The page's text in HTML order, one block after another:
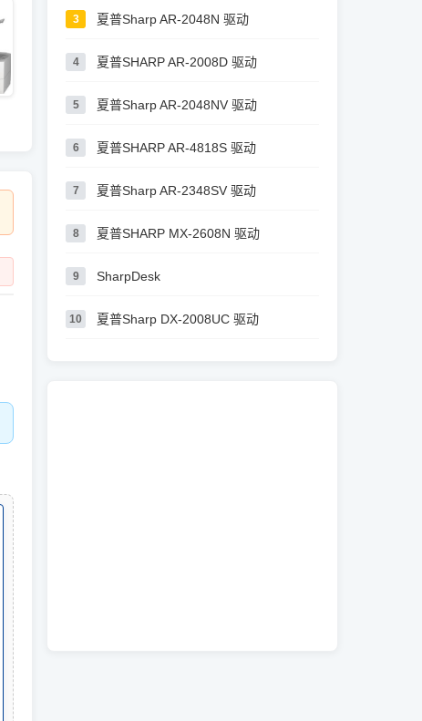
3 夏普Sharp AR-2048N 驱动
4 夏普SHARP AR-2008D 驱动
5 夏普Sharp AR-2048NV 驱动
6 夏普SHARP AR-4818S 驱动
7 夏普Sharp AR-2348SV 驱动
8 夏普SHARP MX-2608N 驱动
9 SharpDesk
10 夏普Sharp DX-2008UC 驱动